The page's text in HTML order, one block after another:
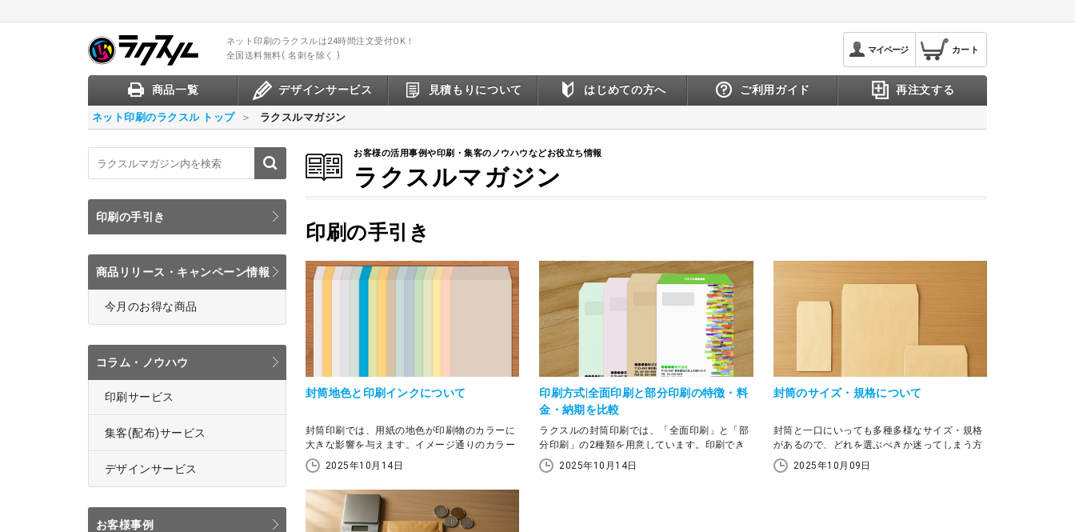
ネット印刷のラクスルは24時間注文受付OK！
全国送料無料
名刺を除く
マイページ カート
商品一覧 デザインサービス 見積もりについて はじめての方へ ご利用ガイド 再注文する
ネット印刷のラクスル トップ ラクスルマガジン
印刷の手引き
商品リリース・キャンペーン情報
今月のお得な商品
コラム・ノウハウ
印刷サービス
集客(配布)サービス
デザインサービス
お客様事例
お客様の活用事例や印刷・集客のノウハウなどお役立ち情報
ラクスルマガジン
印刷の手引き
封筒地色と印刷インクについて
封筒印刷では、用紙の地色が印刷物のカラーに
大きな影響を与えます。イメージ通りのカラー
で仕上げるには、封筒の地色ごとに印刷色がど
のように変化するのかを知っておくことが重要
です。 この記事では、正確なカラーを再現する
ために不可欠な特色インクの役割、そして印刷
データの作成時に注意すべきポイントなどにつ
2025年10月14日
印刷方式|全面印刷と部分印刷の特徴・料
金・納期を比較
ラクスルの封筒印刷では、「全面印刷」と「部
分印刷」の2種類を用意しています。印刷でき
る範囲が異なるうえ、仕上がりの見た目やコス
ト、納期などにも違いがあります。 この記事で
2025年10月14日
封筒のサイズ・規格について
封筒と一口にいっても多種多様なサイズ・規格
があるので、どれを選ぶべきか迷ってしまう方
も多いのではないでしょうか。 日本国内で使わ
れている封筒には長形・角形・洋形のおもに3
2025年10月09日